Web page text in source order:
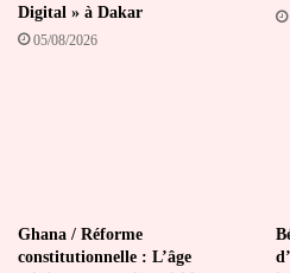
Digital » à Dakar
05/08/2026
Ghana / Réforme
constitutionnelle : L’âge